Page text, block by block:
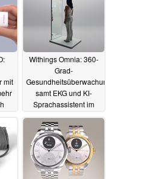
mit
Withings Omnia: 360-
Grad-
Gesundheitsüberwachung
samt EKG und KI-
Sprachassistent im
06.01.2025